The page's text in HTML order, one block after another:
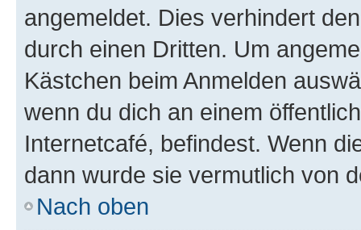
angemeldet. Dies verhindert
durch einen Dritten. Um
Kästchen beim Anmelden
wenn du dich an einem
Internetcafé, befindest. Wenn
dann wurde sie vermutlich von
Nach oben